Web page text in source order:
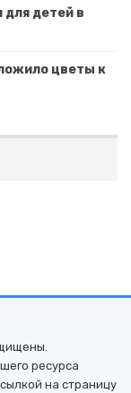
для детей в
цветы к
ресурса
на страницу